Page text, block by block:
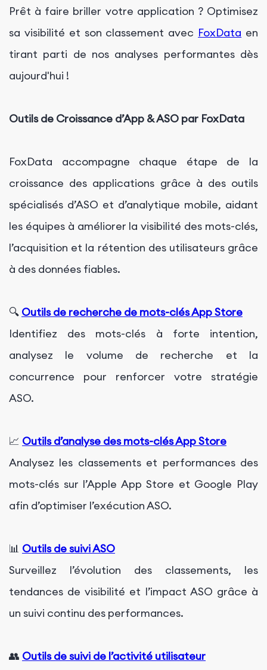
Prêt à faire briller votre application ? Optimisez
sa visibilité et son classement avec FoxData en
tirant parti de nos analyses performantes dès
aujourd'hui !
Outils de Croissance d’App & ASO par FoxData
FoxData accompagne chaque étape de la
croissance des applications grâce à des outils
spécialisés d’ASO et d’analytique mobile, aidant
les équipes à améliorer la visibilité des mots-clés,
l’acquisition et la rétention des utilisateurs grâce
à des données fiables.
🔍 Outils de recherche de mots-clés App Store
Identifiez des mots-clés à forte intention,
analysez le volume de recherche et la
concurrence pour renforcer votre stratégie
ASO.
📈 Outils d’analyse des mots-clés App Store
Analysez les classements et performances des
mots-clés sur l’Apple App Store et Google Play
afin d’optimiser l’exécution ASO.
📊 Outils de suivi ASO
Surveillez l’évolution des classements, les
tendances de visibilité et l’impact ASO grâce à
un suivi continu des performances.
👥 Outils de suivi de l’activité utilisateur